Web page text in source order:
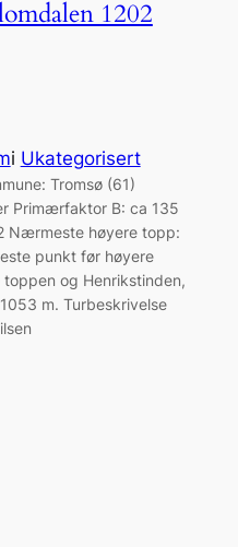
1202
i Ukategorisert
Tromsø (61)
Primærfaktor B: ca 135
Nærmeste høyere topp:
punkt før høyere
og Henrikstinden,
m. Turbeskrivelse